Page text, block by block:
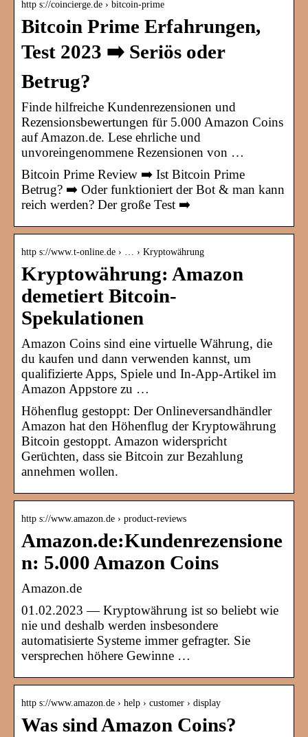
http s://coincierge.de › bitcoin-prime
Bitcoin Prime Erfahrungen,
Test 2023 ➡️ Seriös oder
Betrug?
Finde hilfreiche Kundenrezensionen und
Rezensionsbewertungen für 5.000 Amazon Coins
auf Amazon.de. Lese ehrliche und
unvoreingenommene Rezensionen von …
Bitcoin Prime Review ➡️ Ist Bitcoin Prime
Betrug? ➡️ Oder funktioniert der Bot & man kann
reich werden? Der große Test ➡️
http s://www.t-online.de › … › Kryptowährung
Kryptowährung: Amazon
demetiert Bitcoin-
Spekulationen
Amazon Coins sind eine virtuelle Währung, die
du kaufen und dann verwenden kannst, um
qualifizierte Apps, Spiele und In-App-Artikel im
Amazon Appstore zu …
Höhenflug gestoppt: Der Onlineversandhändler
Amazon hat den Höhenflug der Kryptowährung
Bitcoin gestoppt. Amazon widerspricht
Gerüchten, dass sie Bitcoin zur Bezahlung
annehmen wollen.
http s://www.amazon.de › product-reviews
Amazon.de:Kundenrezensione
n: 5.000 Amazon Coins
Amazon.de
01.02.2023 — Kryptowährung ist so beliebt wie
nie und deshalb werden insbesondere
automatisierte Systeme immer gefragter. Sie
versprechen höhere Gewinne …
http s://www.amazon.de › help › customer › display
Was sind Amazon Coins?